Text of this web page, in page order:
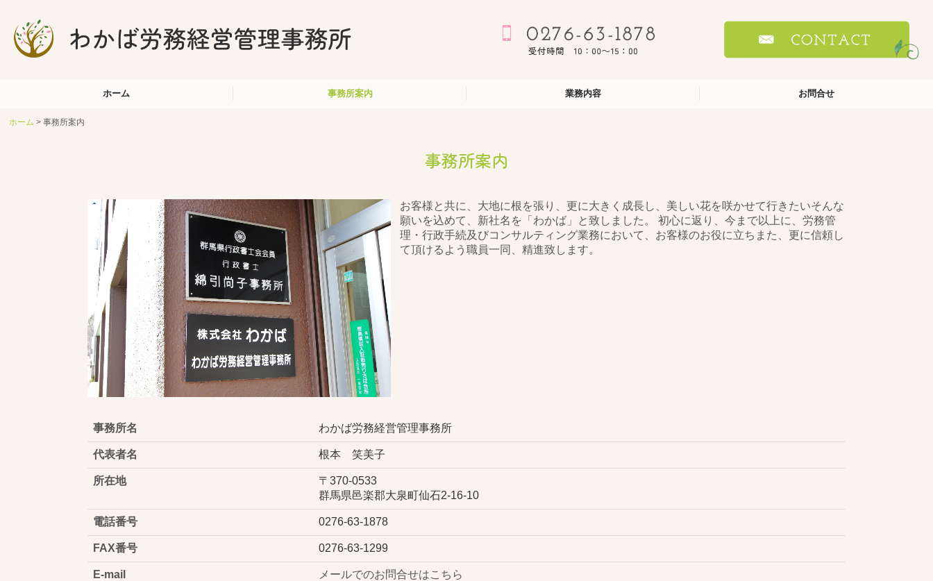
ホーム 事務所案内 業務内容 お問合せ
ホーム 事務所案内
事務所案内
お客様と共に、大地に根を張り、更に大きく成長し、美しい花を咲かせて行きたいそんな
願いを込めて、新社名を「わかば」と致しました。 初心に返り、今まで以上に、労務管
理・行政手続及びコンサルティング業務において、お客様のお役に立ちまた、更に信頼し
て頂けるよう職員一同、精進致します。
事務所名 わかば労務経営管理事務所
代表者名 根本 笑美子
所在地 〒 370-0533
群馬県邑楽郡大泉町仙石2-16-10
電話番号 0276-63-1878
FAX番号 0276-63-1299
E-mail メールでのお問合せはこちら